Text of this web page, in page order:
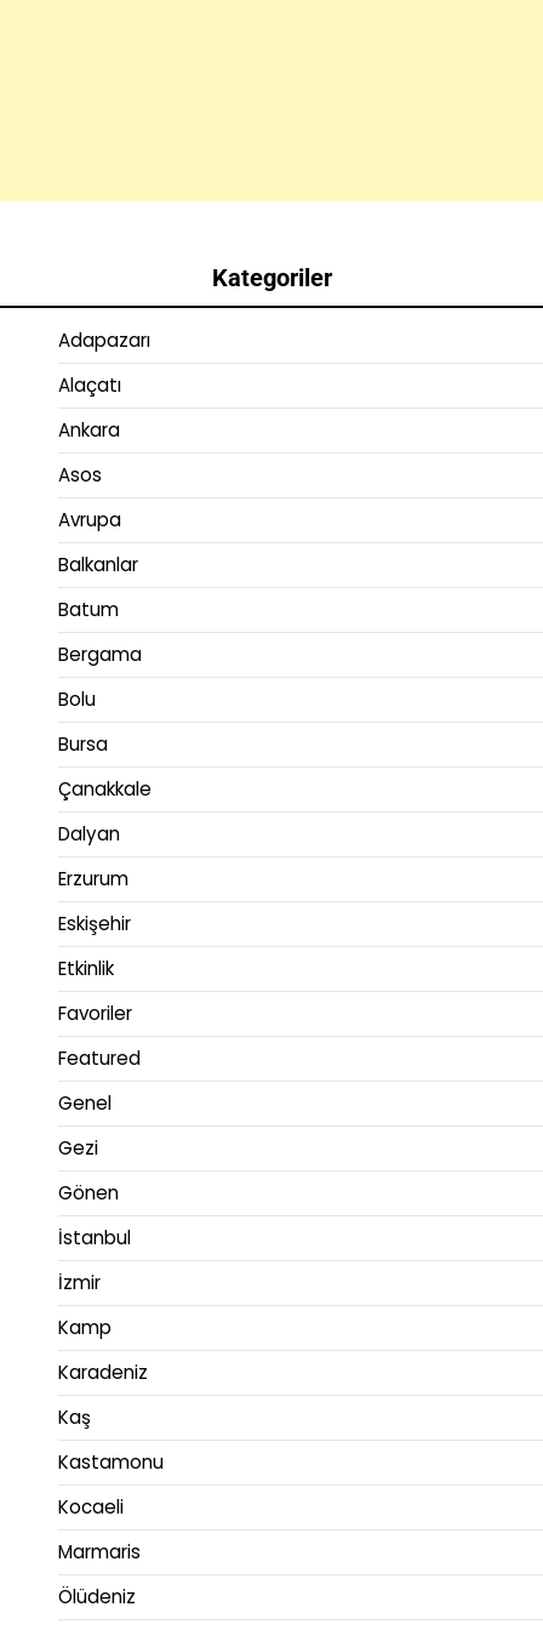
Kategoriler
Adapazarı
Alaçatı
Ankara
Asos
Avrupa
Balkanlar
Batum
Bergama
Bolu
Bursa
Çanakkale
Dalyan
Erzurum
Eskişehir
Etkinlik
Favoriler
Featured
Genel
Gezi
Gönen
İstanbul
İzmir
Kamp
Karadeniz
Kaş
Kastamonu
Kocaeli
Marmaris
Ölüdeniz